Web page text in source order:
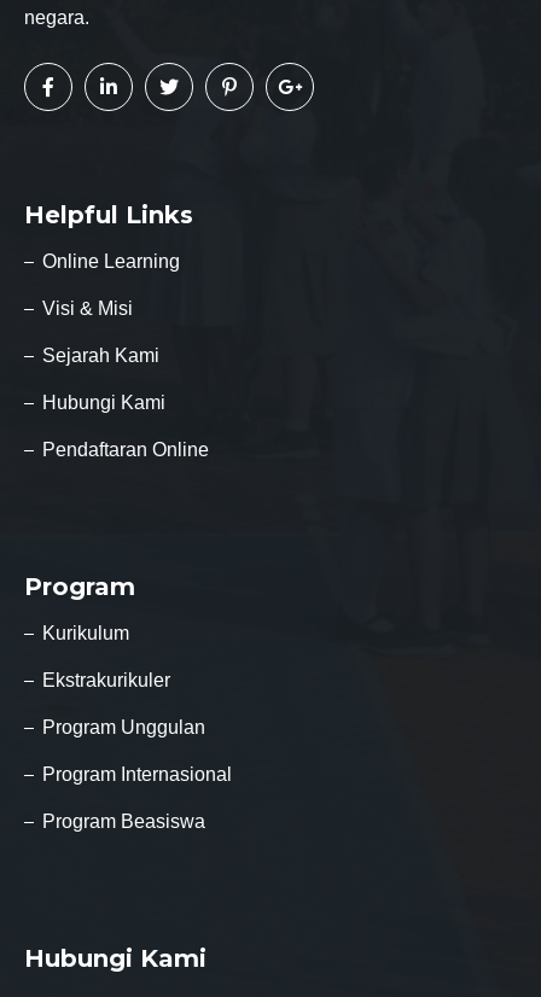
negara.
Helpful Links
Online Learning
Visi & Misi
Sejarah Kami
Hubungi Kami
Pendaftaran Online
Program
Kurikulum
Ekstrakurikuler
Program Unggulan
Program Internasional
Program Beasiswa
Hubungi Kami